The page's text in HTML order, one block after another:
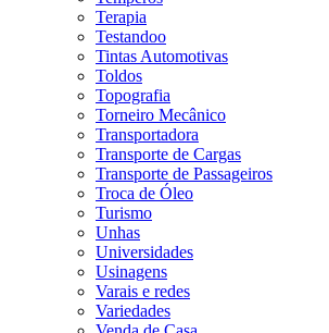
Terapia
Testandoo
Tintas Automotivas
Toldos
Topografia
Torneiro Mecânico
Transportadora
Transporte de Cargas
Transporte de Passageiros
Troca de Óleo
Turismo
Unhas
Universidades
Usinagens
Varais e redes
Variedades